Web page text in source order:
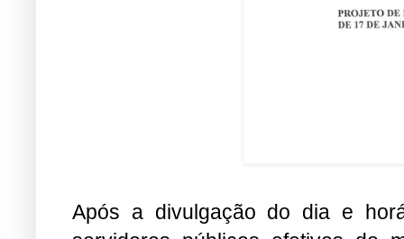
Após a divulgação do dia e